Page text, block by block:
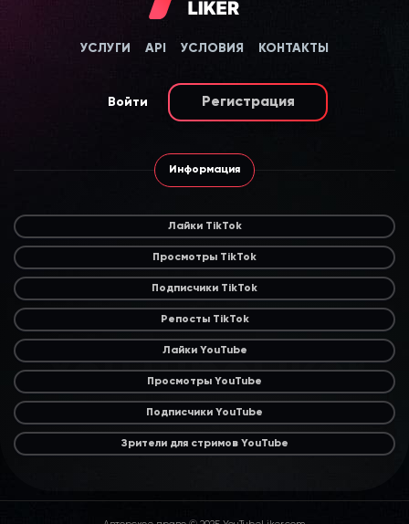
УСЛУГИ API УСЛОВИЯ КОНТАКТЫ
Войти Регистрация
Информация
Лайки TikTok
Просмотры TikTok
Подписчики TikTok
Репосты TikTok
Лайки YouTube
Просмотры YouTube
Подписчики YouTube
Зрители для стримов YouTube